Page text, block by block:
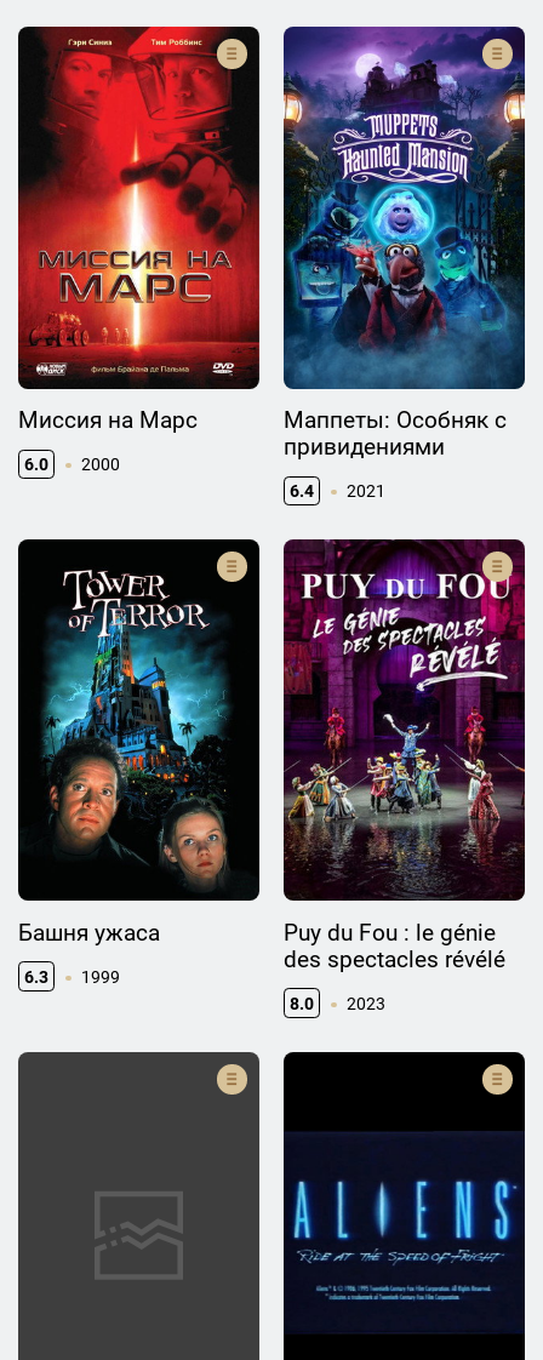
Миссия на Марс
6.0 2000
Маппеты: Особняк с
привидениями
6.4 2021
Башня ужаса
6.3 1999
Puy du Fou : le génie
des spectacles révélé
8.0 2023